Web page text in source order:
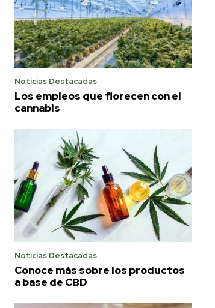
Noticias Destacadas
Los empleos que florecen con el
cannabis
Noticias Destacadas
Conoce más sobre los productos
a base de CBD